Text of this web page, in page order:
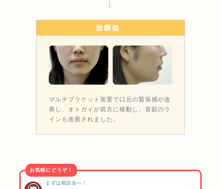
マルチブラケット装置で口元の緊張感が改
善し、オトガイが前方に移動し、首筋のラ
インも改善されました。
お気軽にどうぞ！
まずは相談会へ！